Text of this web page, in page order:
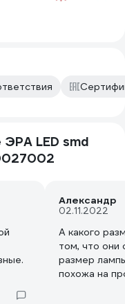
LED smd
Александр
02.11.2022
А какого
том, что они
размер
похожа на